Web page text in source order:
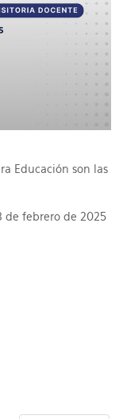
Educación son las
de febrero de 2025